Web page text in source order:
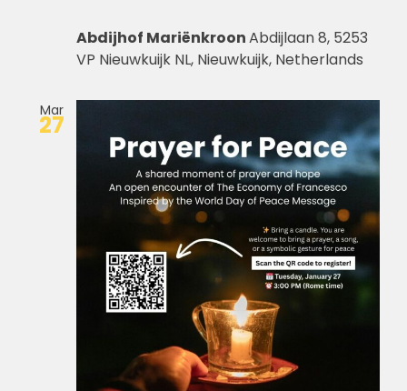
Abdijhof MariënkroonAbdijlaan 8, 5253
VP Nieuwkuijk NL, Nieuwkuijk, Netherlands
Mar
27